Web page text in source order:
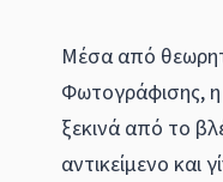
Μέσα από
Φωτογράφισης, η
ξεκινά από το
αντικείμενο και